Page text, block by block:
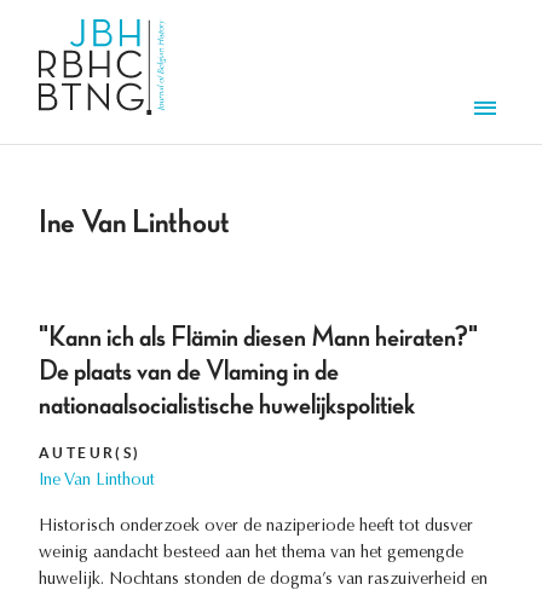
Ine Van Linthout
"Kann ich als Flämin diesen Mann heiraten?"
De plaats van de Vlaming in de
nationaalsocialistische huwelijkspolitiek
AUTEUR(S)
Ine Van Linthout
Historisch onderzoek over de naziperiode heeft tot dusver
weinig aandacht besteed aan het thema van het gemengde
huwelijk. Nochtans stonden de dogma’s van raszuiverheid en